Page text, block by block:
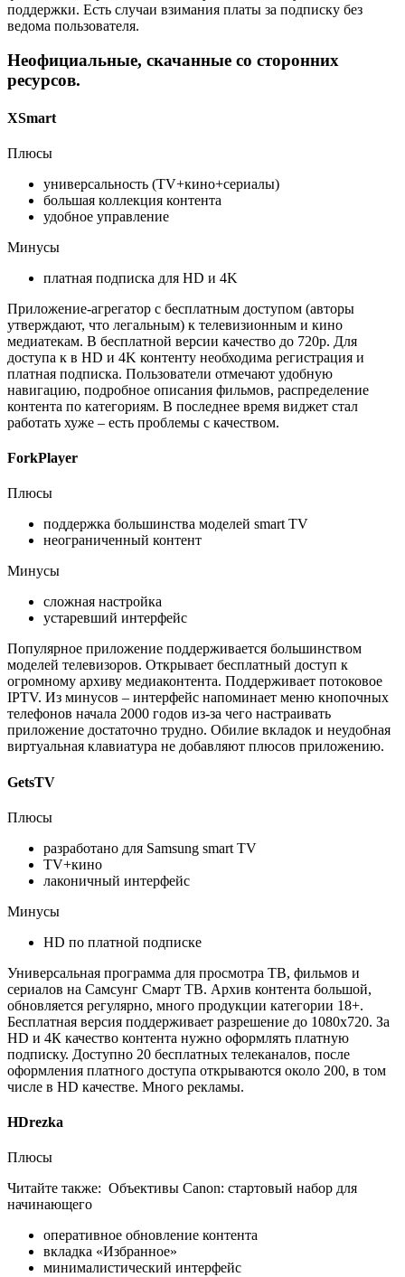
поддержки. Есть случаи взимания платы за подписку без
ведома пользователя.
Неофициальные, скачанные со сторонних
ресурсов.
XSmart
Плюсы
универсальность (TV+кино+сериалы)
большая коллекция контента
удобное управление
Минусы
платная подписка для HD и 4K
Приложение-агрегатор с бесплатным доступом (авторы
утверждают, что легальным) к телевизионным и кино
медиатекам. В бесплатной версии качество до 720p. Для
доступа к в HD и 4K контенту необходима регистрация и
платная подписка. Пользователи отмечают удобную
навигацию, подробное описания фильмов, распределение
контента по категориям. В последнее время виджет стал
работать хуже – есть проблемы с качеством.
ForkPlayer
Плюсы
поддержка большинства моделей smart TV
неограниченный контент
Минусы
сложная настройка
устаревший интерфейс
Популярное приложение поддерживается большинством
моделей телевизоров. Открывает бесплатный доступ к
огромному архиву медиаконтента. Поддерживает потоковое
IPTV. Из минусов – интерфейс напоминает меню кнопочных
телефонов начала 2000 годов из-за чего настраивать
приложение достаточно трудно. Обилие вкладок и неудобная
виртуальная клавиатура не добавляют плюсов приложению.
GetsTV
Плюсы
разработано для Samsung smart TV
TV+кино
лаконичный интерфейс
Минусы
HD по платной подписке
Универсальная программа для просмотра ТВ, фильмов и
сериалов на Самсунг Смарт ТВ. Архив контента большой,
обновляется регулярно, много продукции категории 18+.
Бесплатная версия поддерживает разрешение до 1080х720. За
HD и 4К качество контента нужно оформлять платную
подписку. Доступно 20 бесплатных телеканалов, после
оформления платного доступа открываются около 200, в том
числе в HD качестве. Много рекламы.
HDrezka
Плюсы
Читайте также: Объективы Canon: стартовый набор для
начинающего
оперативное обновление контента
вкладка «Избранное»
минималистический интерфейс